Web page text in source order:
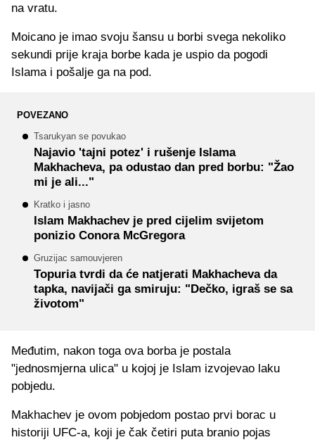
na vratu.
Moicano je imao svoju šansu u borbi svega nekoliko
sekundi prije kraja borbe kada je uspio da pogodi
Islama i pošalje ga na pod.
POVEZANO
Tsarukyan se povukao
Najavio 'tajni potez' i rušenje Islama
Makhacheva, pa odustao dan pred borbu: "Žao
mi je ali..."
Kratko i jasno
Islam Makhachev je pred cijelim svijetom
ponizio Conora McGregora
Gruzijac samouvjeren
Topuria tvrdi da će natjerati Makhacheva da
tapka, navijači ga smiruju: "Dečko, igraš se sa
životom"
Međutim, nakon toga ova borba je postala
"jednosmjerna ulica" u kojoj je Islam izvojevao laku
pobjedu.
Makhachev je ovom pobjedom postao prvi borac u
historiji UFC-a, koji je čak četiri puta branio pojas